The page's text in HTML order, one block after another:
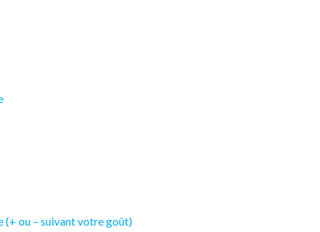
(+ ou – suivant votre goût)